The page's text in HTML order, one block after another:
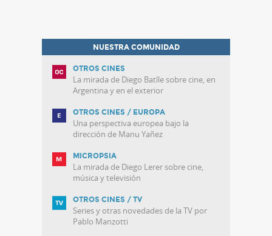
NUESTRA COMUNIDAD
OTROS CINES
La mirada de Diego Batlle sobre cine, en
Argentina y en el exterior
OTROS CINES / EUROPA
Una perspectiva europea bajo la
dirección de Manu Yañez
MICROPSIA
La mirada de Diego Lerer sobre cine,
música y televisión
OTROS CINES / TV
Series y otras novedades de la TV por
Pablo Manzotti